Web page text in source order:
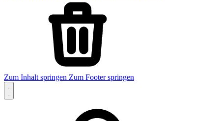
Zum Inhalt springen Zum Footer springen